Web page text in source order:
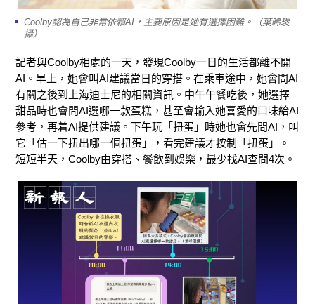
Coolby認為自己非常依賴AI，主要原因是她有選擇困難。（葉晞琝
攝）
記者與Coolby相處的一天，發現Coolby一日的生活都離不開
AI。早上，她會叫AI建議當日的穿搭。在乘車途中，她會問AI
有關之後到上海迪士尼的相關資訊。中午午餐吃後，她選擇
甜品時也會問AI選哪一款蛋糕，甚至會輸入她喜愛的口味給AI
參考，再着AI提供建議。下午玩「扭蛋」時她也會先問AI，叫
它「估一下扭出哪一個扭蛋」，看完建議才按制「扭蛋」。
短短半天，Coolby由穿搭、餐飲到娛樂，最少找AI查問4次。